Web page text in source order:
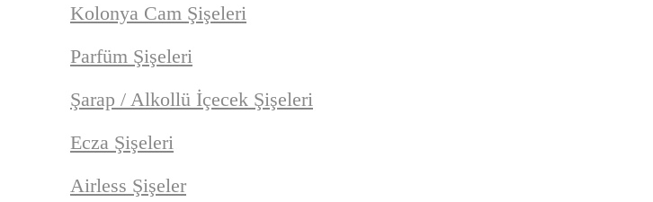
Kolonya Cam Şişeleri
Parfüm Şişeleri
Şarap / Alkollü İçecek Şişeleri
Ecza Şişeleri
Airless Şişeler